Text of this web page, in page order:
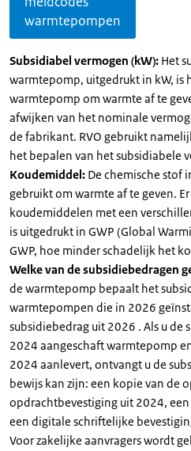
warmtepompen
Subsidiabel vermogen (kW): Het
warmtepomp, uitgedrukt in kW, is
warmtepomp om warmte af te
afwijken van het nominale
de fabrikant. RVO gebruikt
het bepalen van het subsidiabele
Koudemiddel: De chemische stof
gebruikt om warmte af te geven.
koudemiddelen met een
is uitgedrukt in GWP (Global
GWP, hoe minder schadelijk het
Welke van de subsidiebedragen
de warmtepomp bepaalt het
warmtepompen die in 2026
subsidiebedrag uit 2026 . Als u de
2024 aangeschaft warmtepomp
2024 aanlevert, ontvangt u de
bewijs kan zijn: een kopie van de
opdrachtbevestiging uit 2024,
een digitale schriftelijke
Voor zakelijke aanvragers wordt